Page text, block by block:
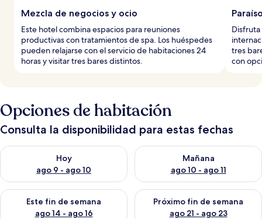
Mezcla de negocios y ocio
Este hotel combina espacios para reuniones
productivas con tratamientos de spa. Los huéspedes
pueden relajarse con el servicio de habitaciones 24
horas y visitar tres bares distintos.
tres
con
Opciones de habitación
Consulta la disponibilidad para estas fechas
Hoy
ago 9 - ago 10
Consulta la disponibilidad para hoy ago 9 - ago 10
Mañana
ago 10 - ago 11
Consulta la disponibilidad
Este fin de semana
ago 14 - ago 16
Consulta la disponibilidad para este fin de semana ago 14 -
Próximo fin de semana
ago 21 - ago 23
Consulta la disponibilidad